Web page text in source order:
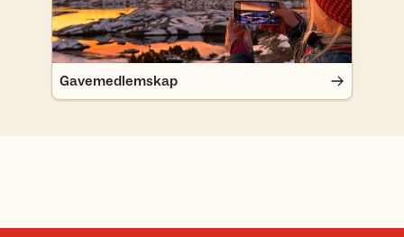
Gavemedlemskap